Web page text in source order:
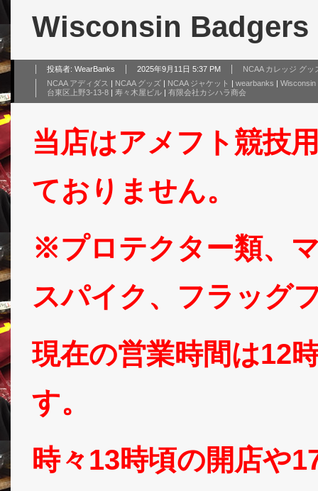
Wisconsin Badgers
投稿者: WearBanks 2025年9月11日 5:37 PM
NCAA カレッジ グッ
NCAA アディダス | NCAA グッズ | NCAA ジャケット | wearbanks | Wisconsin
台東区上野3-13-8 | 寿々木屋ビル | 有限会社カシハラ商会
当店はアメフト競技
ておりません。
※プロテクター類、
スパイク、フラッグ
現在の営業時間は12
す。
時々13時頃の開店や